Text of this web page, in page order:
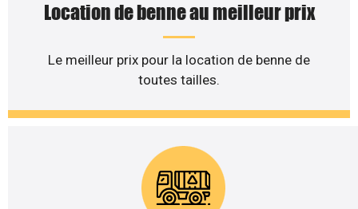
Location de benne au meilleur prix
Le meilleur prix pour la location de benne de
toutes tailles.